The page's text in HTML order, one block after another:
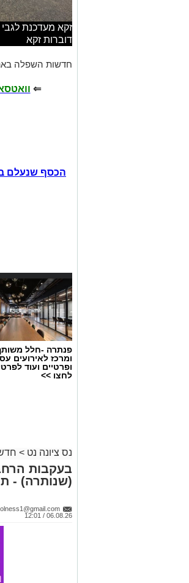
דוברות זקא
חדשות השפלה
⇐
הכסף שנעלם
פנתרה -חלל
ומרכז לאירועים
ופרטיים ועוד
לחצו >>
נס ציונה נט >
בעקבות
(שנותרה) -
06.08.26 / 12:01